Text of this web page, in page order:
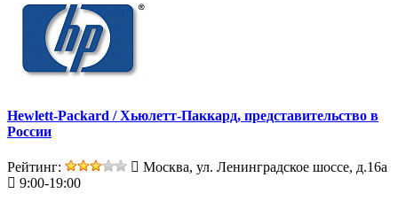
Hewlett-Packard / Хьюлетт-Паккард, представительство в
России
Рейтинг:
Москва, ул. Ленинградское шоссе, д.16а
9:00-19:00